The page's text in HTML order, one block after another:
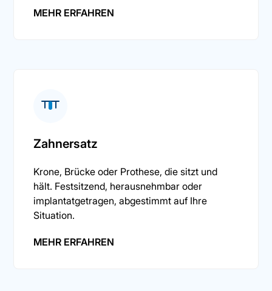
MEHR ERFAHREN
Zahnersatz
Krone, Brücke oder Prothese, die sitzt und
hält. Festsitzend, herausnehmbar oder
implantatgetragen, abgestimmt auf Ihre
Situation.
MEHR ERFAHREN